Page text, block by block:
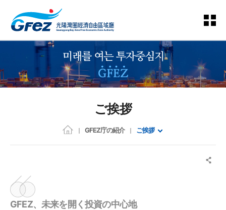
ご挨拶
GFEZ庁の紹介 ご挨拶
GFEZ、未来を開く投資の中心地